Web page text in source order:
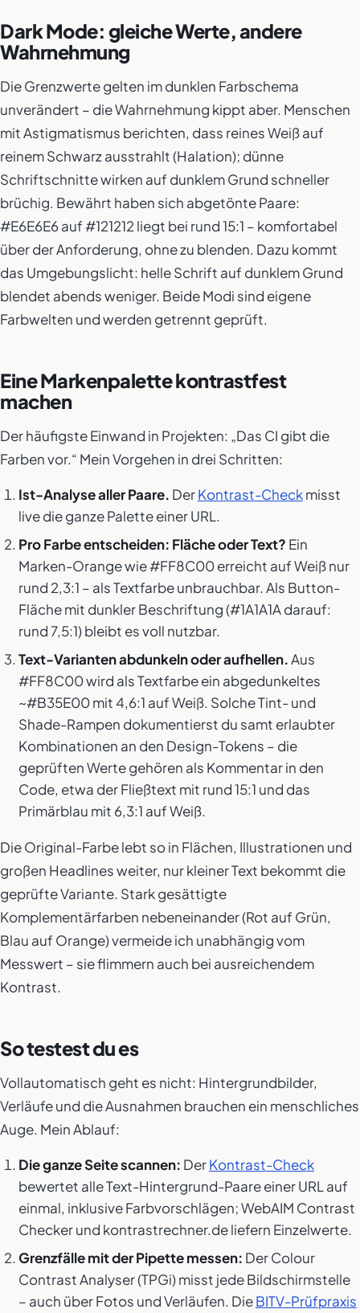
Dark Mode: gleiche Werte, andere
Wahrnehmung
Die Grenzwerte gelten im dunklen Farbschema
unverändert – die Wahrnehmung kippt aber. Menschen
mit Astigmatismus berichten, dass reines Weiß auf
reinem Schwarz ausstrahlt (Halation); dünne
Schriftschnitte wirken auf dunklem Grund schneller
brüchig. Bewährt haben sich abgetönte Paare:
#E6E6E6 auf #121212 liegt bei rund 15:1 – komfortabel
über der Anforderung, ohne zu blenden. Dazu kommt
das Umgebungslicht: helle Schrift auf dunklem Grund
blendet abends weniger. Beide Modi sind eigene
Farbwelten und werden getrennt geprüft.
Eine Markenpalette kontrastfest
machen
Der häufigste Einwand in Projekten: „Das CI gibt die
Farben vor.“ Mein Vorgehen in drei Schritten:
Ist-Analyse aller Paare. DerKontrast-Checkmisst
live die ganze Palette einer URL.
Pro Farbe entscheiden: Fläche oder Text? Ein
Marken-Orange wie #FF8C00 erreicht auf Weiß nur
rund 2,3:1 – als Textfarbe unbrauchbar. Als Button-
Fläche mit dunkler Beschriftung (#1A1A1A darauf:
rund 7,5:1) bleibt es voll nutzbar.
Text-Varianten abdunkeln oder aufhellen.Aus
#FF8C00 wird als Textfarbe ein abgedunkeltes
~#B35E00 mit 4,6:1 auf Weiß. Solche Tint- und
Shade-Rampen dokumentierst du samt erlaubter
Kombinationen an den Design-Tokens – die
geprüften Werte gehören als Kommentar in den
Code, etwa der Fließtext mit rund 15:1 und das
Primärblau mit 6,3:1 auf Weiß.
Die Original-Farbe lebt so in Flächen, Illustrationen und
großen Headlines weiter, nur kleiner Text bekommt die
geprüfte Variante. Stark gesättigte
Komplementärfarben nebeneinander (Rot auf Grün,
Blau auf Orange) vermeide ich unabhängig vom
Messwert – sie flimmern auch bei ausreichendem
Kontrast.
So testest du es
Vollautomatisch geht es nicht: Hintergrundbilder,
Verläufe und die Ausnahmen brauchen ein menschliches
Auge. Mein Ablauf:
Die ganze Seite scannen: DerKontrast-Check
bewertet alle Text-Hintergrund-Paare einer URL auf
einmal, inklusive Farbvorschlägen; WebAIM Contrast
Checker und kontrastrechner.de liefern Einzelwerte.
Grenzfälle mit der Pipette messen: Der Colour
Contrast Analyser (TPGi) misst jede Bildschirmstelle
– auch über Fotos und Verläufen. DieBITV-Prüfpraxis